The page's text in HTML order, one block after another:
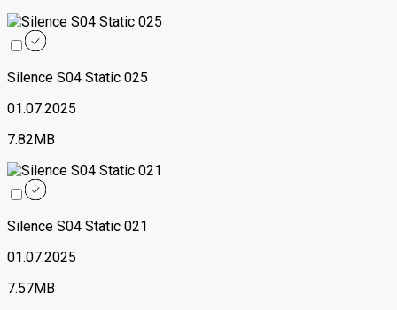
Silence S04 Static 025
01.07.2025
7.82MB
Silence S04 Static 021
01.07.2025
7.57MB